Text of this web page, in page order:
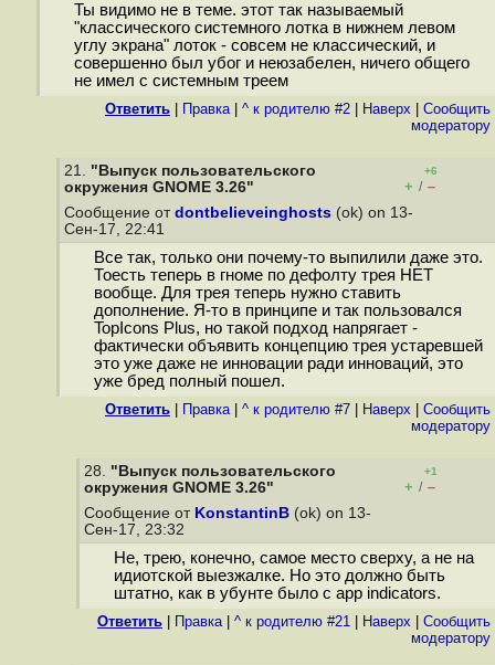
Ты видимо не в теме. этот так называемый
"классического системного лотка в нижнем левом
углу экрана" лоток - совсем не классический, и
совершенно был убог и неюзабелен, ничего общего
не имел с системным треем
Ответить Правка| ^ к родителю #2 Наверх
Cообщить
модератору
21. "Выпуск пользовательского
окружения GNOME 3.26"
+6
+ / –
Сообщение от dontbelieveinghosts (ok) on 13-
Сен-17, 22:41
Все так, только они почему-то выпилили даже это.
Тоесть теперь в гноме по дефолту трея НЕТ
вообще. Для трея теперь нужно ставить
дополнение. Я-то в принципе и так пользовался
TopIcons Plus, но такой подход напрягает -
фактически объявить концепцию трея устаревшей
это уже даже не инновации ради инноваций, это
уже бред полный пошел.
Ответить Правка| ^ к родителю #7 Наверх
Cообщить
модератору
28. "Выпуск пользовательского
окружения GNOME 3.26"
+1
+ / –
Сообщение от KonstantinB (ok) on 13-
Сен-17, 23:32
Не, трею, конечно, самое место сверху, а не на
идиотской выезжалке. Но это должно быть
штатно, как в убунте было с app indicators.
Ответить Правка| ^ к родителю #21 Наверх
Cообщить
модератору